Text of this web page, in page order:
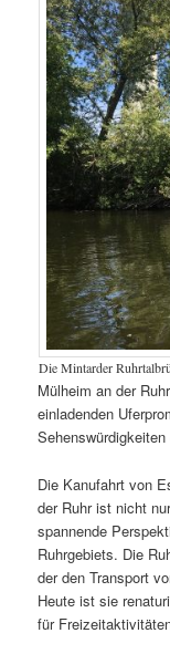
Die Mintarder
Mülheim an der
einladenden
Die Kanufahrt von
der Ruhr ist nicht
spannende
Ruhrgebiets. Die
der den Transport
Heute ist sie
für